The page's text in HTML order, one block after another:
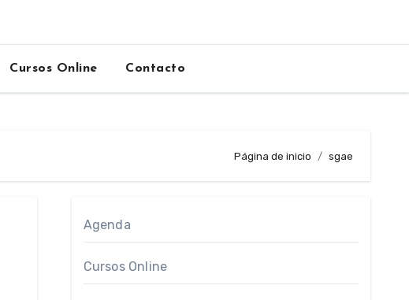
Cursos Online Contacto
Página de inicio sgae
Agenda
Cursos Online